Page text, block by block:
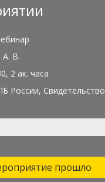
А. В.
2 ак. часа
России, Свидетельство
прошло